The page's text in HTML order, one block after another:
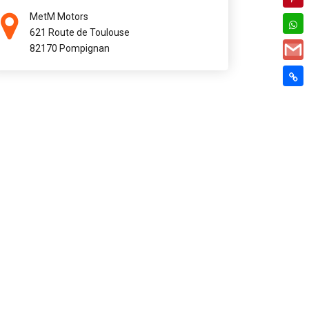
MetM Motors
621 Route de Toulouse
82170 Pompignan